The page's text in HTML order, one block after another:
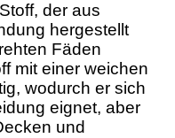
der aus
hergestellt
Fäden
mit einer weichen
wodurch er sich
eignet, aber
und